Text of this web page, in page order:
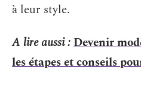
à leur style.
A lire aussi :Devenir
les étapes et conseils